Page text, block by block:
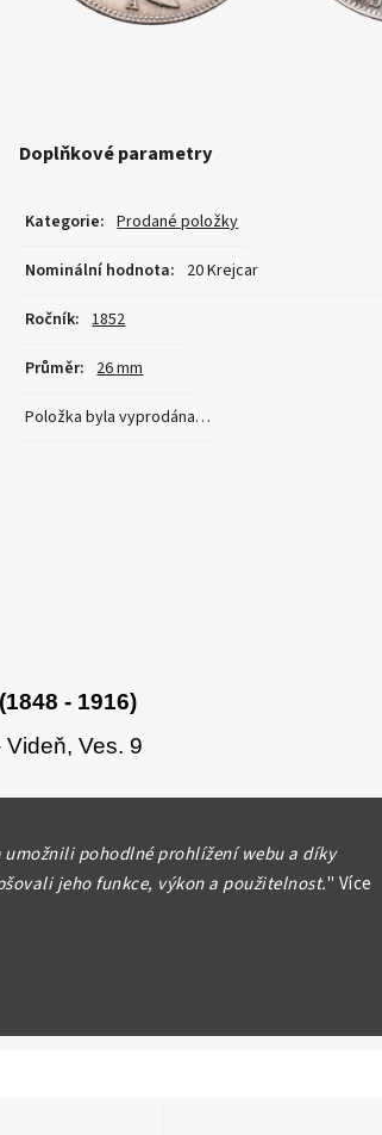
umožnili pohodlné prohlížení webu a díky
jeho funkce, výkon a použitelnost." Více
Doplňkové parametry
Kategorie: Prodané položky
Nominální hodnota: 20 Krejcar
Ročník: 1852
Průměr: 26 mm
Položka byla vyprodána…
- 1916)
Videň, Ves. 9